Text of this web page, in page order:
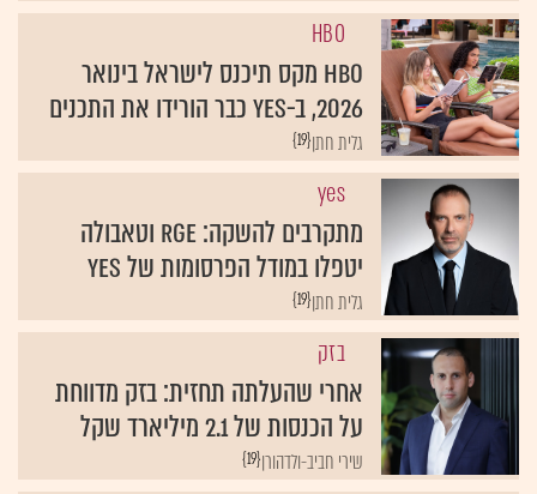
HBO
HBO מקס תיכנס לישראל בינואר
2026, ב-yes כבר הורידו את התכנים
{19}גלית חתן
yes
מתקרבים להשקה: RGE וטאבולה
יטפלו במודל הפרסומות של yes
{19}גלית חתן
בזק
אחרי שהעלתה תחזית: בזק מדווחת
על הכנסות של 2.1 מיליארד שקל
{19}שירי חביב-ולדהורן